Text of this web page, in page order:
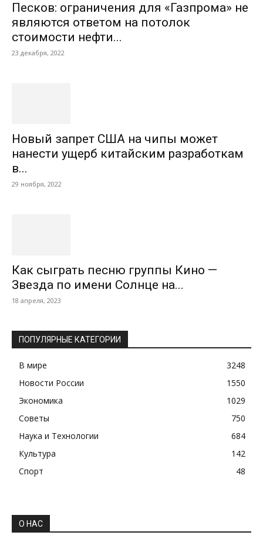
Песков: ограничения для «Газпрома» не
являются ответом на потолок
стоимости нефти...
23 декабря, 2022
Новый запрет США на чипы может
нанести ущерб китайским разработкам
в...
29 ноября, 2022
Как сыграть песню группы Кино —
Звезда по имени Солнце на...
18 апреля, 2023
ПОПУЛЯРНЫЕ КАТЕГОРИИ
В мире
3248
Новости России
1550
Экономика
1029
Советы
750
Наука и Технологии
684
Культура
142
Спорт
48
О НАС